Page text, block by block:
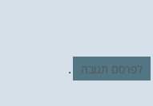
לפרסם תגובה .